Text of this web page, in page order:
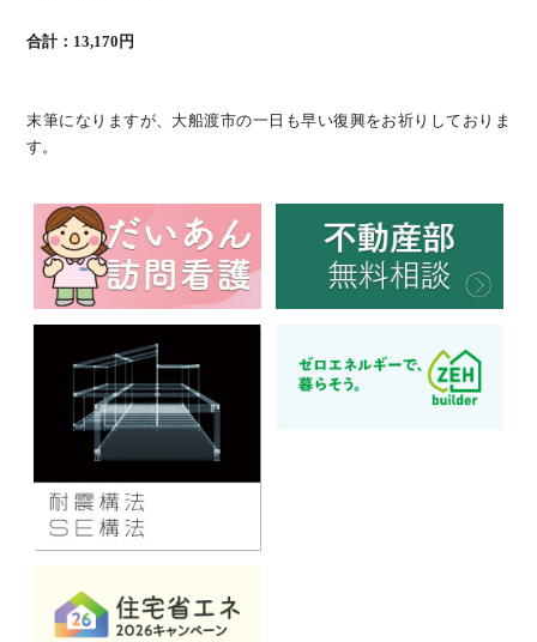
合計：13,170円
末筆になりますが、大船渡市の一日も早い復興をお祈りしておりま
す。